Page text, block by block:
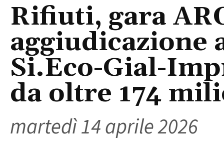
Rifiuti, gara
aggiudicazione
Si.Eco-Gial-
da oltre 174
martedì 14 aprile 2026